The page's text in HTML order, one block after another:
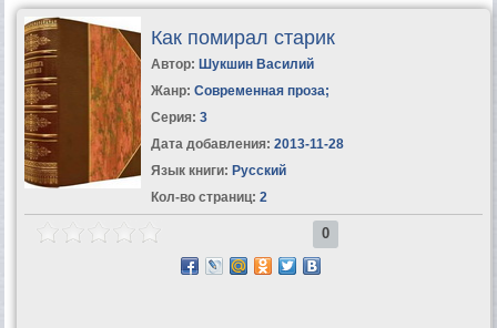
Как помирал старик
Автор: Шукшин Василий
Жанр: Современная проза;
Серия: 3
Дата добавления: 2013-11-28
Язык книги: Русский
Кол-во страниц: 2
0